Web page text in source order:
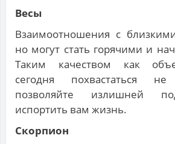
Весы
Взаимоотношения с
но могут стать горячими и
Таким качеством как
сегодня похвастаться
позволяйте излишней
испортить вам жизнь.
Скорпион